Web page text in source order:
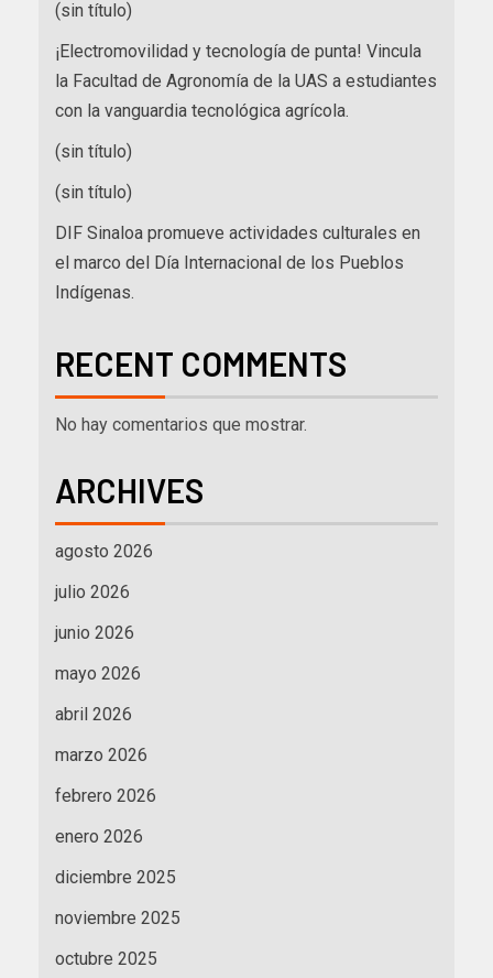
(sin título)
¡Electromovilidad y tecnología de punta! Vincula
la Facultad de Agronomía de la UAS a estudiantes
con la vanguardia tecnológica agrícola.
(sin título)
(sin título)
DIF Sinaloa promueve actividades culturales en
el marco del Día Internacional de los Pueblos
Indígenas.
RECENT COMMENTS
No hay comentarios que mostrar.
ARCHIVES
agosto 2026
julio 2026
junio 2026
mayo 2026
abril 2026
marzo 2026
febrero 2026
enero 2026
diciembre 2025
noviembre 2025
octubre 2025